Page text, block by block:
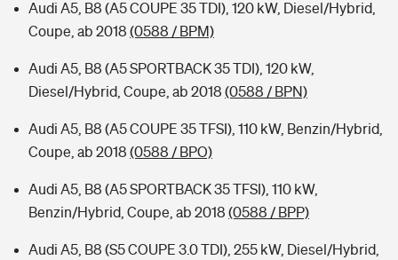
Audi A5, B8 (A5 COUPE 35 TDI), 120 kW, Diesel/Hybrid,
Coupe, ab 2018 (0588 / BPM)
Audi A5, B8 (A5 SPORTBACK 35 TDI), 120 kW,
Diesel/Hybrid, Coupe, ab 2018 (0588 / BPN)
Audi A5, B8 (A5 COUPE 35 TFSI), 110 kW, Benzin/Hybrid,
Coupe, ab 2018 (0588 / BPO)
Audi A5, B8 (A5 SPORTBACK 35 TFSI), 110 kW,
Benzin/Hybrid, Coupe, ab 2018 (0588 / BPP)
Audi A5, B8 (S5 COUPE 3.0 TDI), 255 kW, Diesel/Hybrid,